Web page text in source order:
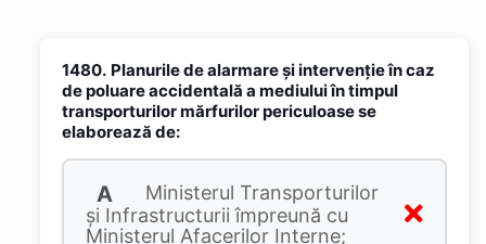
1480. Planurile de alarmare şi intervenţie în caz
de poluare accidentală a mediului în timpul
transporturilor mărfurilor periculoase se
elaborează de:
A
Ministerul Transporturilor
și Infrastructurii împreună cu
Ministerul Afacerilor Interne;